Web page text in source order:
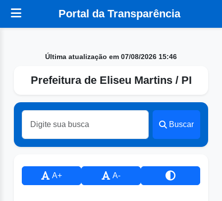
Portal da Transparência
Última atualização em 07/08/2026 15:46
Prefeitura de Eliseu Martins / PI
Buscar
A+ A-